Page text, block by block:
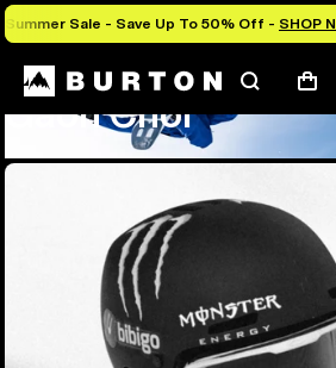
Summer Sale - Save Up To 50% Off - SHOP
Suchen
Gaon Choi